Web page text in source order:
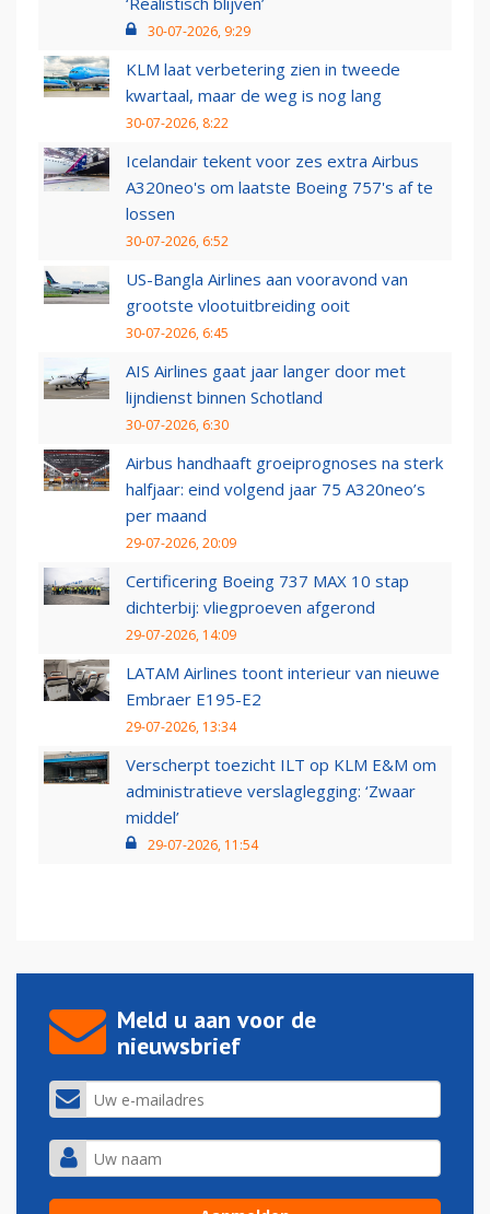
30-07-2026, 9:29
KLM laat verbetering zien in tweede
kwartaal, maar de weg is nog lang
30-07-2026, 8:22
Icelandair tekent voor zes extra Airbus
A320neo's om laatste Boeing 757's af te
lossen
30-07-2026, 6:52
US-Bangla Airlines aan vooravond van
grootste vlootuitbreiding ooit
30-07-2026, 6:45
AIS Airlines gaat jaar langer door met
lijndienst binnen Schotland
30-07-2026, 6:30
Airbus handhaaft groeiprognoses na sterk
halfjaar: eind volgend jaar 75 A320neo’s
per maand
29-07-2026, 20:09
Certificering Boeing 737 MAX 10 stap
dichterbij: vliegproeven afgerond
29-07-2026, 14:09
LATAM Airlines toont interieur van nieuwe
Embraer E195-E2
29-07-2026, 13:34
Verscherpt toezicht ILT op KLM E&M om
administratieve verslaglegging: ‘Zwaar
middel’
29-07-2026, 11:54
Meld u aan voor de
nieuwsbrief